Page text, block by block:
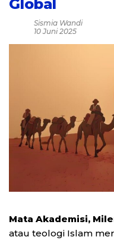
Global
Sismia Wandi
10 Juni 2025
Mata Akademisi,
atau teologi Islam